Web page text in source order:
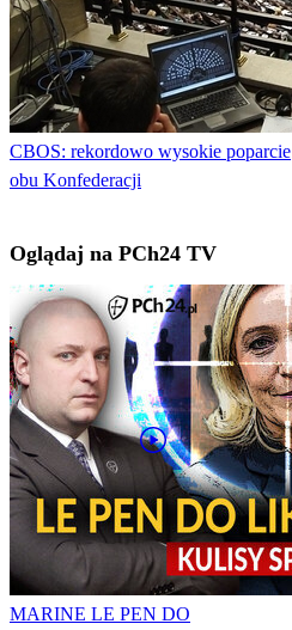
CBOS: rekordowo wysokie poparcie
obu Konfederacji
Oglądaj na PCh24 TV
MARINE LE PEN DO